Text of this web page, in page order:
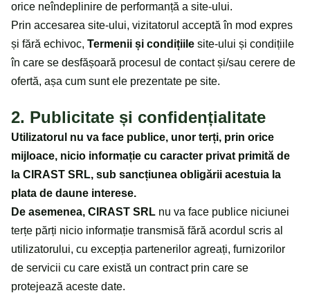
orice neîndeplinire de performanță a site-ului.
Prin accesarea site-ului, vizitatorul acceptă în mod expres
și fără echivoc, Termenii și condițiile site-ului și condițiile
în care se desfășoară procesul de contact și/sau cerere de
ofertă, așa cum sunt ele prezentate pe site.
2. Publicitate și confidențialitate
Utilizatorul nu va face publice, unor terți, prin orice
mijloace, nicio informație cu caracter privat primită de
la CIRAST SRL, sub sancțiunea obligării acestuia la
plata de daune interese.
De asemenea, CIRAST SRL nu va face publice niciunei
terțe părți nicio informație transmisă fără acordul scris al
utilizatorului, cu excepția partenerilor agreați, furnizorilor
de servicii cu care există un contract prin care se
protejează aceste date.